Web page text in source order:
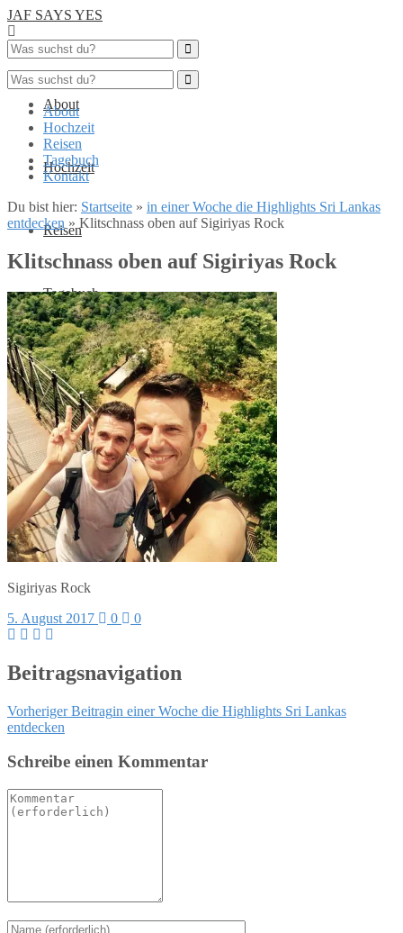
JAF SAYS YES
About
Hochzeit
Reisen
Tagebuch
Kontakt
About
Hochzeit
Reisen
Tagebuch
Kontakt
Du bist hier: Startseite » in einer Woche die Highlights Sri Lankas
entdecken » Klitschnass oben auf Sigiriyas Rock
Klitschnass oben auf Sigiriyas Rock
Sigiriyas Rock
5. August 2017
0 0
Beitragsnavigation
Vorheriger Beitragin einer Woche die Highlights Sri Lankas
entdecken
Schreibe einen Kommentar